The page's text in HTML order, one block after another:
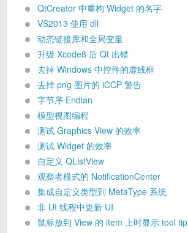
QtCreator 中重构 Widget 的名字
VS2013 使用 dll
动态链接库和全局变量
升级 Xcode8 后 Qt 出错
去掉 Windows 中控件的虚线框
去掉 png 图片的 iCCP 警告
字节序 Endian
模型视图编程
测试 Graphics View 的效率
测试 Widget 的效率
自定义 QListView
观察者模式的 NotificationCenter
集成自定义类型到 MetaType 系统
非 UI 线程中更新 UI
鼠标放到 View 的 item 上时显示 tool tip